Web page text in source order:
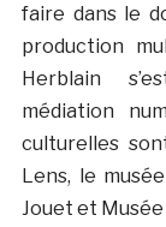
faire dans le
production
Herblain
médiation
culturelles
Lens, le
Jouet et Musée